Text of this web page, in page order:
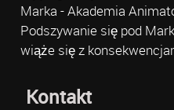
Marka - Akademia
Podszywanie się pod
wiąże się z
Kontakt